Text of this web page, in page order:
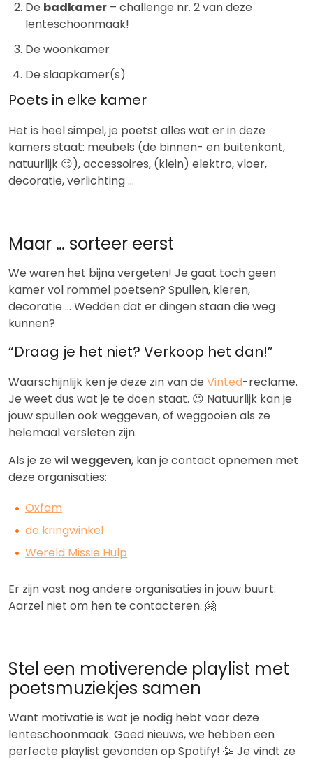
De badkamer – challenge nr. 2 van deze
lenteschoonmaak!
De woonkamer
De slaapkamer(s)
Poets in elke kamer
Het is heel simpel, je poetst alles wat er in deze
kamers staat: meubels (de binnen- en buitenkant,
natuurlijk 😏), accessoires, (klein) elektro, vloer,
decoratie, verlichting …
Maar … sorteer eerst
We waren het bijna vergeten! Je gaat toch geen
kamer vol rommel poetsen? Spullen, kleren,
decoratie … Wedden dat er dingen staan die weg
kunnen?
“Draag je het niet? Verkoop het dan!”
Waarschijnlijk ken je deze zin van de Vinted-reclame.
Je weet dus wat je te doen staat. 😉 Natuurlijk kan je
jouw spullen ook weggeven, of weggooien als ze
helemaal versleten zijn.
Als je ze wilweggeven, kan je contact opnemen met
deze organisaties:
Oxfam
de kringwinkel
Wereld Missie Hulp
Er zijn vast nog andere organisaties in jouw buurt.
Aarzel niet om hen te contacteren. 🤗
Stel een motiverende playlist met
poetsmuziekjes samen
Want motivatie is wat je nodig hebt voor deze
lenteschoonmaak. Goed nieuws, we hebben een
perfecte playlist gevonden op Spotify! 🥳 Je vindt ze